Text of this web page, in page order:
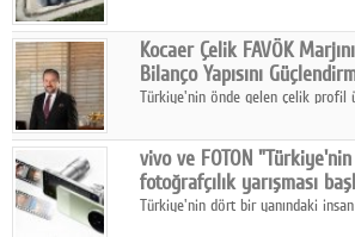
hasılatıyla Türkiye'nin en büyük
Kocaer Çelik FAVÖK
Bilanço Yapısını
Türkiye'nin önde gelen çelik profil
Çelik FAVÖK Marjını %16,1'e
vivo ve FOTON
fotoğrafçılık yarışması
Türkiye'nin dört bir yanındaki